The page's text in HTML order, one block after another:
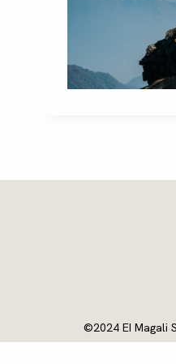
©2024 EI Magali